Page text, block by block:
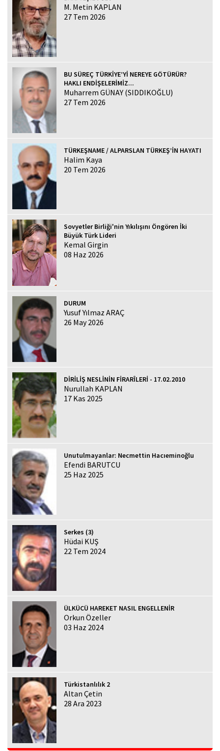
M. Metin KAPLAN
27 Tem 2026
BU SÜREÇ TÜRKİYE’Yİ NEREYE GÖTÜRÜR?
HAKLI ENDİŞELERİMİZ...
Muharrem GÜNAY (SIDDIKOĞLU)
27 Tem 2026
TÜRKEŞNAME / ALPARSLAN TÜRKEŞ’İN HAYATI
Halim Kaya
20 Tem 2026
Sovyetler Birliği'nin Yıkılışını Öngören İki
Büyük Türk Lideri
Kemal Girgin
08 Haz 2026
DURUM
Yusuf Yılmaz ARAÇ
26 May 2026
DİRİLİŞ NESLİNİN FİRARÎLERİ - 17.02.2010
Nurullah KAPLAN
17 Kas 2025
Unutulmayanlar: Necmettin Hacıeminoğlu
Efendi BARUTCU
25 Haz 2025
Serkes (3)
Hüdai KUŞ
22 Tem 2024
ÜLKÜCÜ HAREKET NASIL ENGELLENİR
Orkun Özeller
03 Haz 2024
Türkistanlılık 2
Altan Çetin
28 Ara 2023